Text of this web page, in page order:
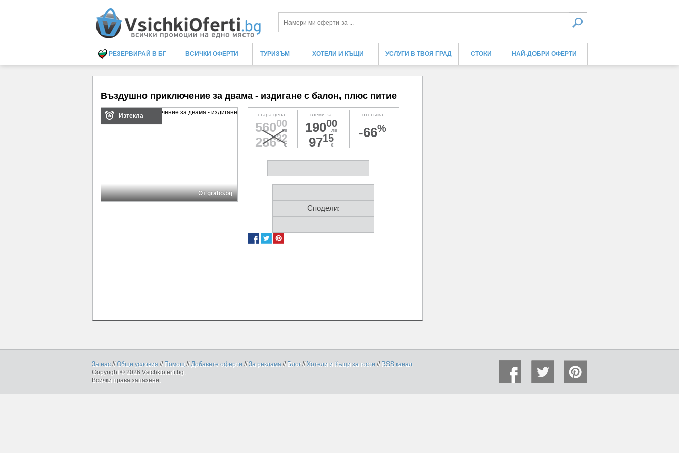
Търси
РЕЗЕРВИРАЙ В БГ ВСИЧКИ ОФЕРТИ ТУРИЗЪМ ХОТЕЛИ И КЪЩИ УСЛУГИ В ТВОЯ ГРАД СТОКИ НАЙ-ДОБРИ ОФЕРТИ
Въздушно приключение за двама - издигане с балон, плюс питие
Изтекла
От grabo.bg
стара цена
56000
лв
28632
€
вземи за
19000
лв
9715
€
отстъпка
-66%
Сподели:
За нас //Общи условия // Помощ //Добавете оферти //За реклама // Блог //Хотели и Къщи за гости // RSS канал
Copyright © 2026 Vsichkioferti.bg.
Всички права запазени.